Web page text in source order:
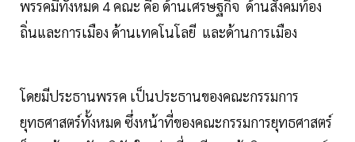
พรรคมีทั้งหมด 4 คณะ คือ ด้านเศรษฐกิจ ด้านสังคมท้อง
ถิ่นและการเมือง ด้านเทคโนโลยี และด้านการเมือง
โดยมีประธานพรรค เป็นประธานของคณะกรรมการ
ยุทธศาสตร์ทั้งหมด ซึ่งหน้าที่ของคณะกรรมการยุทธศาสตร์